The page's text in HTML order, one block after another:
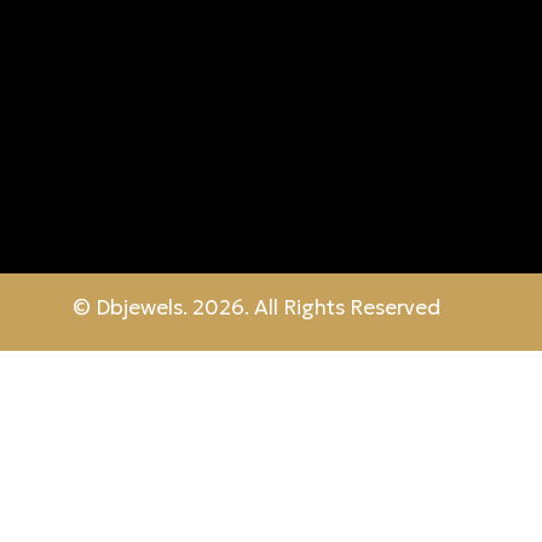
© Dbjewels. 2026. All Rights Reserved